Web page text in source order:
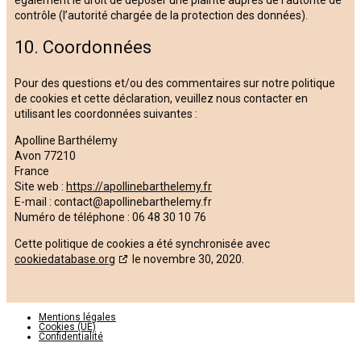
contrôle (l’autorité chargée de la protection des données).
10. Coordonnées
Pour des questions et/ou des commentaires sur notre politique
de cookies et cette déclaration, veuillez nous contacter en
utilisant les coordonnées suivantes :
Apolline Barthélemy
Avon 77210
France
Site web : https://apollinebarthelemy.fr
E-mail : contact@apollinebarthelemy.fr
Numéro de téléphone : 06 48 30 10 76
Cette politique de cookies a été synchronisée avec
cookiedatabase.org
le novembre 30, 2020.
Mentions légales
Cookies (UE)
Confidentialité